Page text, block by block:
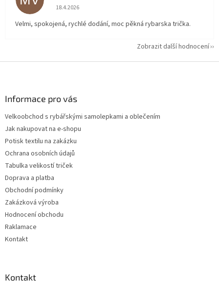
Hodnocení obchodu je 5 z 5 hvězdiček.
18.4.2026
Velmi, spokojená, rychlé dodání, moc pěkná rybarska trička.
Zobrazit další hodnocení
Informace pro vás
Velkoobchod s rybářskými samolepkami a oblečením
Jak nakupovat na e-shopu
Potisk textilu na zakázku
Ochrana osobních údajů
Tabulka velikostí triček
Doprava a platba
Obchodní podmínky
Zakázková výroba
Hodnocení obchodu
Raklamace
Kontakt
Kontakt